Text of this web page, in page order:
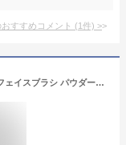
すすめコメント (1件) >
熊野筆 メイクブラシ 化粧筆 名入れ 天然毛 フェイスブラシ パウダーブラシ 『CHERRY フェイスブラシ』女性 プレゼント ギフト お洒落 可愛い 20代 30代 40代 50代 母の日 結婚祝 引き出物 引出物 ホワイトデー 成人祝 クリスマス